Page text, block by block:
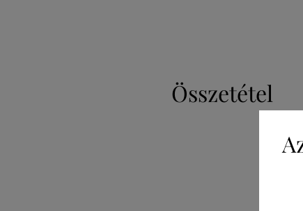
Összetétel